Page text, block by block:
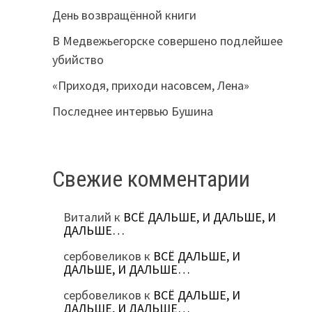
День возвращённой книги
В Медвежьегорске совершено подлейшее
убийство
«Приходя, приходи насовсем, Лена»
Последнее интервью Бушина
Свежие комментарии
Виталий к ВСЁ ДАЛЬШЕ, И ДАЛЬШЕ, И
ДАЛЬШЕ…
сербовеликов к ВСЁ ДАЛЬШЕ, И
ДАЛЬШЕ, И ДАЛЬШЕ…
сербовеликов к ВСЁ ДАЛЬШЕ, И
ДАЛЬШЕ, И ДАЛЬШЕ…